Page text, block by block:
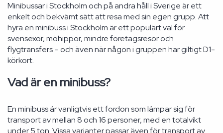
Minibussar i Stockholm och på andra håll i Sverige är ett
enkelt och bekvämt sätt att resa med sin egen grupp. Att
hyra en minibuss i Stockholm är ett populärt val för
svensexor, möhippor, mindre företagsresor och
flygtransfers – och även när någon i gruppen har giltigt D1-
körkort.
Vad är en minibuss?
En minibuss är vanligtvis ett fordon som lämpar sig för
transport av mellan 8 och 16 personer, med en totalvikt
under 5 ton. Vissa varianter passar även för transport av